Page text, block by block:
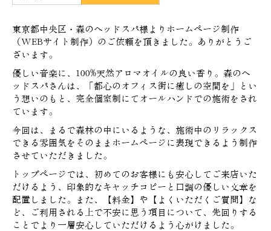
東京都中央区・森のヘッドスパ様よりホームページ制作
（WEBサイト制作）のご依頼を頂きました。ありがとうご
ざいます。
優しい音楽に、100%天然アロマオイルの良い香り。森のヘ
ッドスパさんは、「都心のオフィス街に癒しの空間を」とい
う想いのもと、完全個室制にてオールハンドでの施術をされ
ています。
今回は、まるで森林の中にいるような、施術中のリラックス
できる雰囲気をそのままホームページに表現できるよう制作
させていただきました。
トップページでは、初めてのお客様にも安心してご来店いた
だけるよう、印象的なキャッチコピーと口調の優しい文章を
配置しました。また、【料金】や【よくいただくご質問】な
ど、ご利用される上で不安に思う項目について、先回りする
ことでより一層安心していただけるよう心がけました。